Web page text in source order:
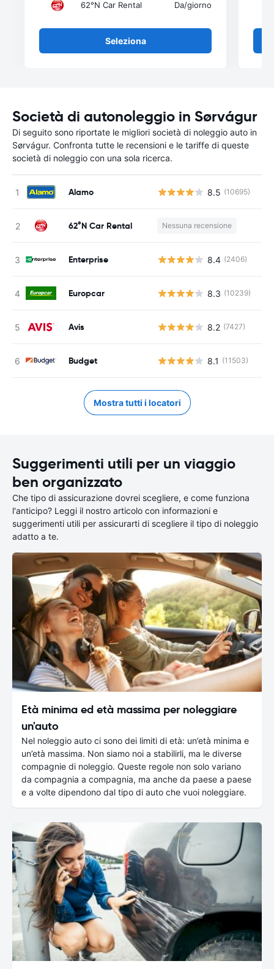
62°N Car Rental Da/giorno
Seleziona
Società di autonoleggio in Sørvágur
Di seguito sono riportate le migliori società di noleggio auto in
Sørvágur. Confronta tutte le recensioni e le tariffe di queste
società di noleggio con una sola ricerca.
Alamo 8.5 (10695)
62°N Car Rental Nessuna recensione
Enterprise 8.4 (2406)
Europcar 8.3 (10239)
Avis 8.2 (7427)
Budget 8.1 (11503)
Mostra tutti i locatori
Suggerimenti utili per un viaggio
ben organizzato
Che tipo di assicurazione dovrei scegliere, e come funziona
l'anticipo? Leggi il nostro articolo con informazioni e
suggerimenti utili per assicurarti di scegliere il tipo di noleggio
adatto a te.
Età minima ed età massima per noleggiare
un'auto
Nel noleggio auto ci sono dei limiti di età: un’età minima e
un’età massima. Non siamo noi a stabilirli, ma le diverse
compagnie di noleggio. Queste regole non solo variano
da compagnia a compagnia, ma anche da paese a paese
e a volte dipendono dal tipo di auto che vuoi noleggiare.